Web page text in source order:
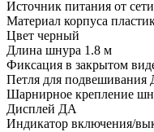
Источник питания от сети
Материал корпуса
Цвет черный
Длина шнура 1.8 м
Фиксация в закрытом
Петля для подвешивания
Шарнирное крепление
Дисплей ДА
Индикатор включения/